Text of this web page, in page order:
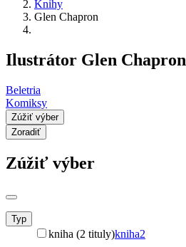
Knihy
Glen Chapron
Ilustrátor Glen Chapron
Beletria
Komiksy
Zúžiť výber
Zoradiť
Zúžiť výber
Typ
kniha (2 tituly)kniha2